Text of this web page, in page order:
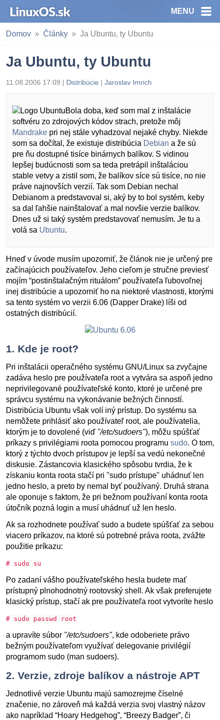
MENU
Domov Články Ja Ubuntu, ty Ubuntu
Ja Ubuntu, ty Ubuntu
11.08.2006 17:09 | Distribúcie | Jaroslav Imrich
Bola doba, keď som mal z inštalácie
softvéru zo zdrojových kódov strach, pretože môj
Mandrake pri nej stále vyhadzoval nejaké chyby. Niekde
som sa dočítal, že existuje distribúcia Debian a že sú
pre ňu dostupné tisíce binárnych balíkov. S vidinou
lepšej budúcnosti som sa teda pretrápil inštaláciou
stable vetvy a zistil som, že balíkov síce sú tisíce, no nie
práve najnovších verzií. Tak som Debian nechal
Debianom a predstavoval si, aký by to bol systém, keby
sa dal ľahšie nainštalovať a mal novšie verzie balíkov.
Dnes už si taký systém predstavovať nemusím. Je tu a
volá sa Ubuntu.
Hneď v úvode musím upozorniť, že článok nie je určený pre
začínajúcich používateľov. Jeho cieľom je stručne previesť
mojím “postinštalačným rituálom” používateľa ľubovoľnej
inej distribúcie a upozorniť ho na niektoré vlastnosti, ktorými
sa tento systém vo verzii 6.06 (Dapper Drake) líši od
ostatných distribúcií.
1. Kde je root?
Pri inštalácii operačného systému GNU/Linux sa zvyčajne
zadáva heslo pre používateľa root a vytvára sa aspoň jedno
neprivilegované používateľské konto, ktoré je určené pre
správcu systému na vykonávanie bežných činností.
Distribúcia Ubuntu však volí iný prístup. Do systému sa
nemôžete prihlásiť ako používateľ root, ale používatelia,
ktorým je to dovolené (viď "/etc/sudoers"), môžu spúšťať
príkazy s privilégiami roota pomocou programu sudo. O tom,
ktorý z týchto dvoch prístupov je lepší sa vedú nekonečné
diskusie. Zástancovia klasického spôsobu tvrdia, že k
získaniu konta roota stačí pri "sudo prístupe" uhádnuť len
jedno heslo, a preto by nemal byť používaný. Druhá strana
ale oponuje s faktom, že pri bežnom používaní konta roota
útočník pozná login a musí uhádnuť už len heslo.
Ak sa rozhodnete používať sudo a budete spúšťať za sebou
viacero príkazov, na ktoré sú potrebné práva roota, zvážte
použitie príkazu:
# sudo su
Po zadaní vášho používateľského hesla budete mať
prístupný plnohodnotný rootovský shell. Ak však preferujete
klasický prístup, stačí ak pre používateľa root vytvoríte heslo
# sudo passwd root
a upravíte súbor "/etc/sudoers", kde odoberiete právo
bežným používateľom využívať delegovanie privilégií
programom sudo (man sudoers).
2. Verzie, zdroje balíkov a nástroje APT
Jednotlivé verzie Ubuntu majú samozrejme číselné
značenie, no zároveň má každá verzia svoj vlastný názov
ako napríklad “Hoary Hedgehog”, “Breezy Badger”, či